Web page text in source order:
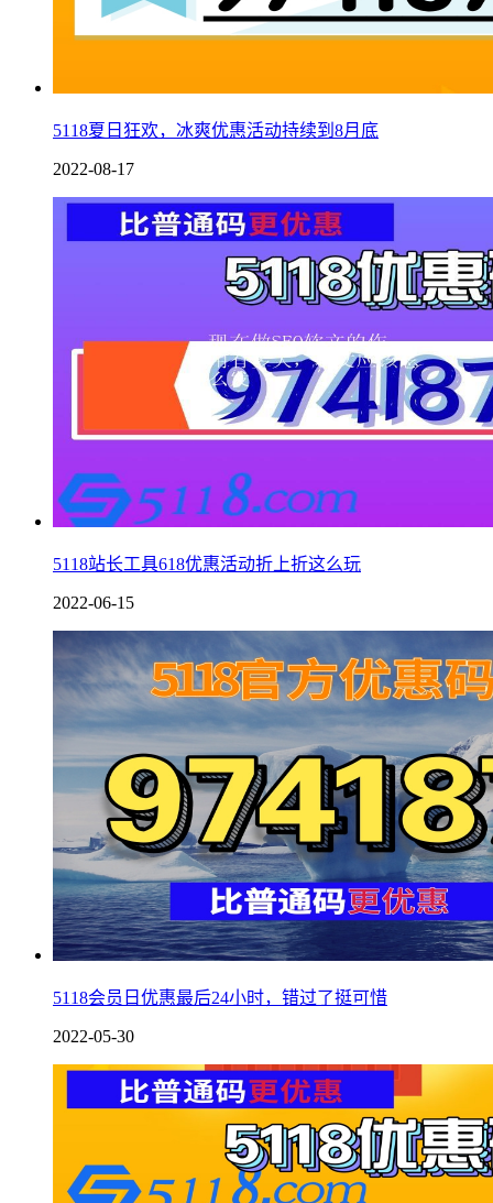
5118夏日狂欢，冰爽优惠活动持续到8月底
2022-08-17
5118站长工具618优惠活动折上折这么玩
2022-06-15
5118会员日优惠最后24小时，错过了挺可惜
2022-05-30